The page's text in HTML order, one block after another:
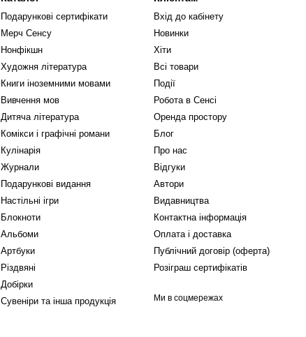
Подарункові сертифікати
Мерч Сенсу
Нонфікшн
Художня література
Книги іноземними мовами
Вивчення мов
Дитяча література
Комікси і графічні романи
Кулінарія
Журнали
Подарункові видання
Настільні ігри
Блокноти
Альбоми
Артбуки
Різдвяні
Добірки
Сувеніри та інша продукція
Вхід до кабінету
Новинки
Хіти
Всі товари
Події
Робота в Сенсі
Оренда простору
Блог
Про нас
Відгуки
Автори
Видавництва
Контактна інформація
Оплата і доставка
Публічний договір (оферта)
Розіграш сертифікатів
Ми в соцмережах